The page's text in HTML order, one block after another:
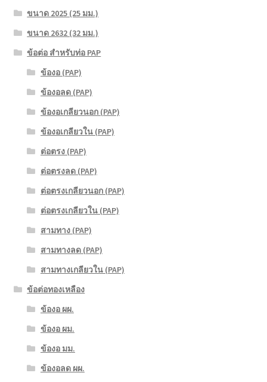
ขนาด 2025 (25 มม.)
ขนาด 2632 (32 มม.)
ข้อต่อ สำหรับท่อ PAP
ข้องอ (PAP)
ข้องอลด (PAP)
ข้องอเกลียวนอก (PAP)
ข้องอเกลียวใน (PAP)
ต่อตรง (PAP)
ต่อตรงลด (PAP)
ต่อตรงเกลียวนอก (PAP)
ต่อตรงเกลียวใน (PAP)
สามทาง (PAP)
สามทางลด (PAP)
สามทางเกลียวใน (PAP)
ข้อต่อทองเหลือง
ข้องอ ผผ.
ข้องอ ผม.
ข้องอ มม.
ข้องอลด ผผ.